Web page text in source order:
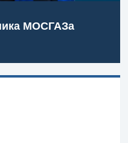
МОСГАЗа